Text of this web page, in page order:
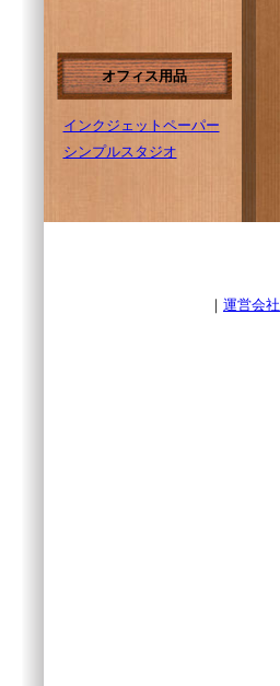
オフィス用品
インクジェットペーパー
シンプルスタジオ
｜ 運営会社